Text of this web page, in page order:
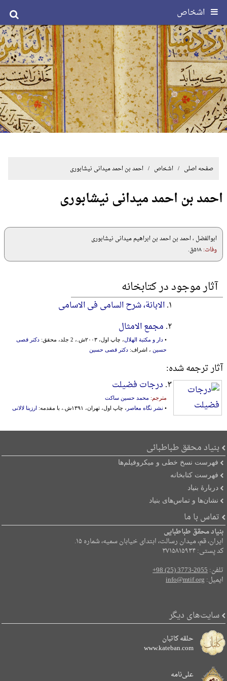
اشخاص
صفحه اصلی / اشخاص / احمد بن احمد میدانی نیشابوری
احمد بن احمد میدانی نیشابوری
ابوالفضل ، احمد بن احمد بن ابراهیم میدانی نیشابوری
وفات:۵۱۸ق.
آثار موجود در کتابخانه
۱. الابانة، شرح السامی فی الاسامی
۲. مجمع الامثال
• دار و مکتبة الهلال، چاپ اول، ۲۰۰۳ش.، 2 جلد، محقق:
دکتر قصی
حسین ، اشراف: دکتر قصی حسین
آثار ترجمه شده:
۳. درجات فضیلت
مترجم: محمد حسین ساکت
• نشر نگاه معاصر ، چاپ اول، تهران، ۱۳۹۱ش.، با مقدمه: ارزینا لالانی
بنیاد محقق طباطبائی
فهرست نسخ خطی و میکروفیلم‌ها
فهرست کتابخانه
دربارۀ بنیاد
نشان‌ها و تماس‌های بنیاد
تماس با ما
بنیاد محقق طباطبایی
ایران، قم، میدان رسالت، ابتدای خیابان سمیه، شماره ۱۵.
کد پستی: ۳۷۱۵۸۱۵۹۳۴
تلفن:+98 (25) 3773-2055
ایمیل:info@mtif.org
سایت‌های دیگر
حلقه کاتبان
www.kateban.com
علی‌نامه